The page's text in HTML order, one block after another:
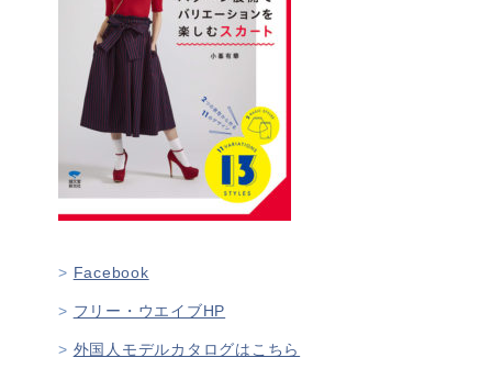
Facebook
フリー・ウエイブHP
外国人モデルカタログはこちら